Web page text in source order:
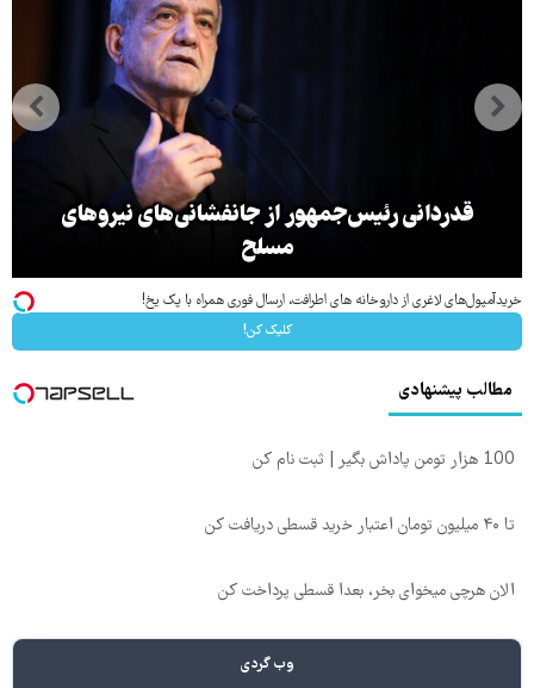
قدردانی رئیس‌جمهور از جانفشانی‌های نیروهای
مسلح
خریدآمپول‌های لاغری از داروخانه های اطرافت، ارسال فوری همراه با پک یخ!
کلیک کن!
مطالب پیشنهادی
100 هزار تومن پاداش بگیر | ثبت نام کن
تا ۴۰ میلیون تومان اعتبار خرید قسطی دریافت کن
الان هرچی میخوای بخر، بعدا قسطی پرداخت کن
وب گردی